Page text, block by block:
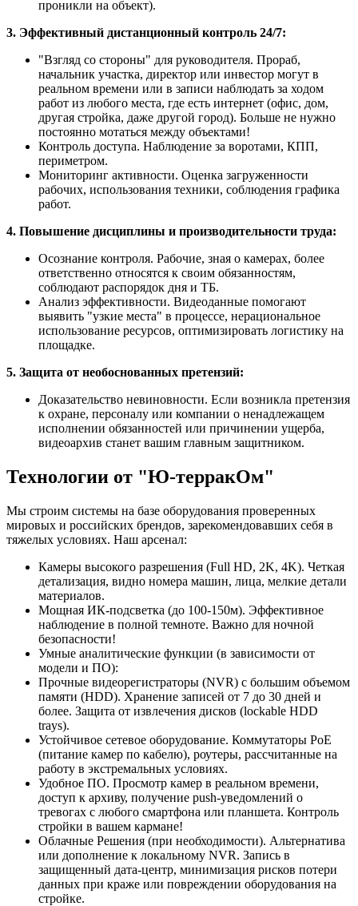
проникли на объект).
3. Эффективный дистанционный контроль 24/7:
"Взгляд со стороны" для руководителя. Прораб,
начальник участка, директор или инвестор могут в
реальном времени или в записи наблюдать за ходом
работ из любого места, где есть интернет (офис, дом,
другая стройка, даже другой город). Больше не нужно
постоянно мотаться между объектами!
Контроль доступа. Наблюдение за воротами, КПП,
периметром.
Мониторинг активности. Оценка загруженности
рабочих, использования техники, соблюдения графика
работ.
4. Повышение дисциплины и производительности труда:
Осознание контроля. Рабочие, зная о камерах, более
ответственно относятся к своим обязанностям,
соблюдают распорядок дня и ТБ.
Анализ эффективности. Видеоданные помогают
выявить "узкие места" в процессе, нерациональное
использование ресурсов, оптимизировать логистику на
площадке.
5. Защита от необоснованных претензий:
Доказательство невиновности. Если возникла претензия
к охране, персоналу или компании о ненадлежащем
исполнении обязанностей или причинении ущерба,
видеоархив станет вашим главным защитником.
Технологии от "Ю-терракОм"
Мы строим системы на базе оборудования проверенных
мировых и российских брендов, зарекомендовавших себя в
тяжелых условиях. Наш арсенал:
Камеры высокого разрешения (Full HD, 2K, 4K). Четкая
детализация, видно номера машин, лица, мелкие детали
материалов.
Мощная ИК-подсветка (до 100-150м). Эффективное
наблюдение в полной темноте. Важно для ночной
безопасности!
Умные аналитические функции (в зависимости от
модели и ПО):
Прочные видеорегистраторы (NVR) с большим объемом
памяти (HDD). Хранение записей от 7 до 30 дней и
более. Защита от извлечения дисков (lockable HDD
trays).
Устойчивое сетевое оборудование. Коммутаторы PoE
(питание камер по кабелю), роутеры, рассчитанные на
работу в экстремальных условиях.
Удобное ПО. Просмотр камер в реальном времени,
доступ к архиву, получение push-уведомлений о
тревогах с любого смартфона или планшета. Контроль
стройки в вашем кармане!
Облачные Решения (при необходимости). Альтернатива
или дополнение к локальному NVR. Запись в
защищенный дата-центр, минимизация рисков потери
данных при краже или повреждении оборудования на
стройке.